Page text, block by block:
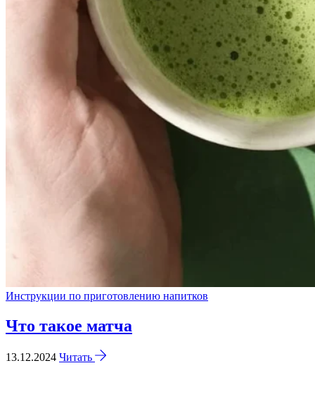
Инструкции по приготовлению напитков
Что такое матча
13.12.2024 Читать